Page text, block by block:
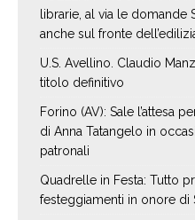
librarie, al via le domande
anche sul fronte
U.S. Avellino. Claudio
titolo definitivo
Forino (AV): Sale l’attesa
di Anna Tatangelo in
patronali
Quadrelle in Festa: Tutto
festeggiamenti in onore di